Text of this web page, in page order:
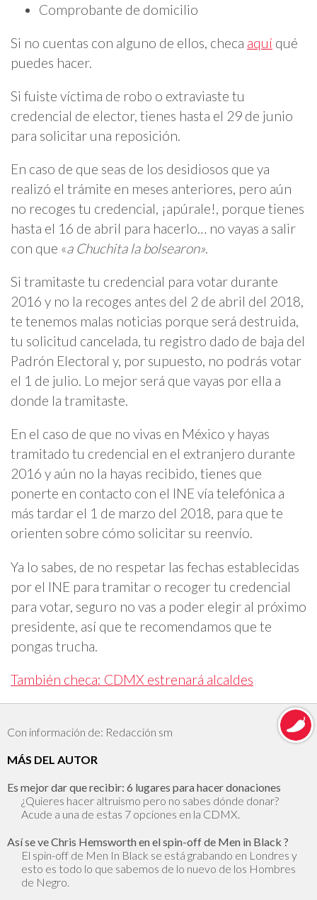
Comprobante de domicilio
Si no cuentas con alguno de ellos, checa aquí qué
puedes hacer.
Si fuiste víctima de robo o extraviaste tu
credencial de elector, tienes hasta el 29 de junio
para solicitar una reposición.
En caso de que seas de los desidiosos que ya
realizó el trámite en meses anteriores, pero aún
no recoges tu credencial, ¡apúrale!, porque tienes
hasta el 16 de abril para hacerlo… no vayas a salir
con que «a Chuchita la bolsearon».
Si tramitaste tu credencial para votar durante
2016 y no la recoges antes del 2 de abril del 2018,
te tenemos malas noticias porque será destruida,
tu solicitud cancelada, tu registro dado de baja del
Padrón Electoral y, por supuesto, no podrás votar
el 1 de julio. Lo mejor será que vayas por ella a
donde la tramitaste.
En el caso de que no vivas en México y hayas
tramitado tu credencial en el extranjero durante
2016 y aún no la hayas recibido, tienes que
ponerte en contacto con el INE vía telefónica a
más tardar el 1 de marzo del 2018, para que te
orienten sobre cómo solicitar su reenvío.
Ya lo sabes, de no respetar las fechas establecidas
por el INE para tramitar o recoger tu credencial
para votar, seguro no vas a poder elegir al próximo
presidente, así que te recomendamos que te
pongas trucha.
También checa: CDMX estrenará alcaldes
Con información de: Redacción sm
MÁS DEL AUTOR
Es mejor dar que recibir: 6 lugares para hacer donaciones
¿Quieres hacer altruismo pero no sabes dónde donar?
Acude a una de estas 7 opciones en la CDMX.
Así se ve Chris Hemsworth en el spin-off de Men in Black ?
El spin-off de Men In Black se está grabando en Londres y
esto es todo lo que sabemos de lo nuevo de los Hombres
de Negro.